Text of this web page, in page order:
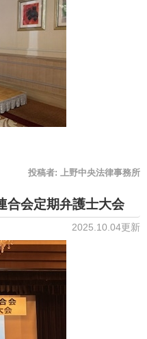
投稿者: 上野中央法律事務所
合会定期弁護士大会
2025.10.04更新